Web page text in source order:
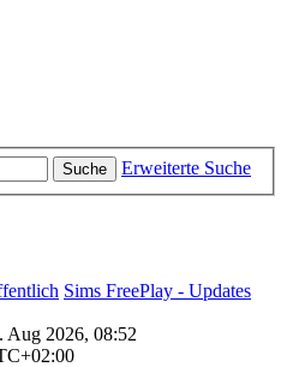
Suche Erweiterte Suche
Sims FreePlay - Updates
Aug 2026, 08:52